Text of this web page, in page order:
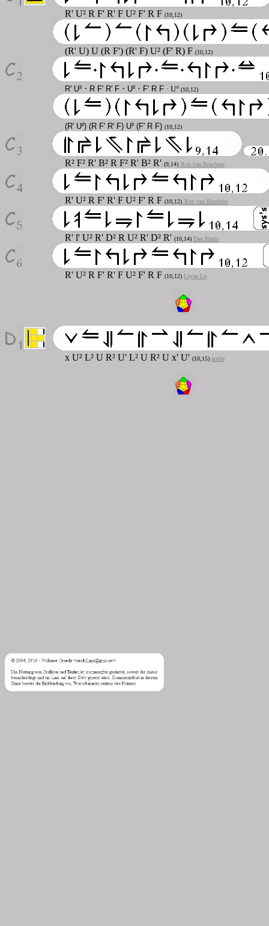
R' U² R F' R' F U² F' R F (10,12)
(R' U) U (R F') (R' F) U² (F' R) F (10,12)
R' U² · R F' R' F · U² · F' R F · U° (10,12)
(R' U²) (R F' R' F) U² (F' R F) (10,12)
R² F² R' B² R F² R' B² R' (9,14) Ron van Bruchem
R' U² R F' R' F U² F' R F (10,12) Ron van Bruchem
R' l' U² R' D² R U² R' D² R' (10,14) Dan Harris
R' U² R F' R' F U² F' R F (10,12) Leyan Lo
x U² L² U R² U' L² U R² U x' U' (10,15) acube